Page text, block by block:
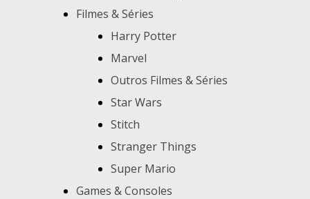
Filmes & Séries
Harry Potter
Marvel
Outros Filmes & Séries
Star Wars
Stitch
Stranger Things
Super Mario
Games & Consoles